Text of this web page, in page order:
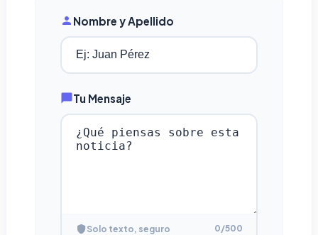
Nombre y Apellido
Tu Mensaje
Solo texto, seguro 0/500